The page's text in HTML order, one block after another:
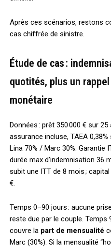
Après ces scénarios, restons
cas chiffrée de sinistre.
Étude de cas :
quotités, plus un
monétaire
Données : prêt 350 000 € sur
assurance incluse, TAEA
Lina 70% / Marc 30%. Garantie
durée max d’indemnisation 36
subit une ITT de 8 mois ;
€.
Temps 0–90 jours : aucune
reste due par le couple. Temps
couvre la part de mensualité
Marc (30%). Si la mensualité